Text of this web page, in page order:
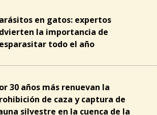
en gatos: expertos
la importancia de
todo el año
30 años más renuevan la
de caza y captura de
silvestre en la cuenca de la